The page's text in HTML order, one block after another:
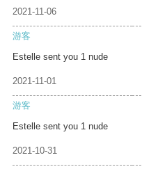
2021-11-06
游客
Estelle sent you 1 nude
2021-11-01
游客
Estelle sent you 1 nude
2021-10-31